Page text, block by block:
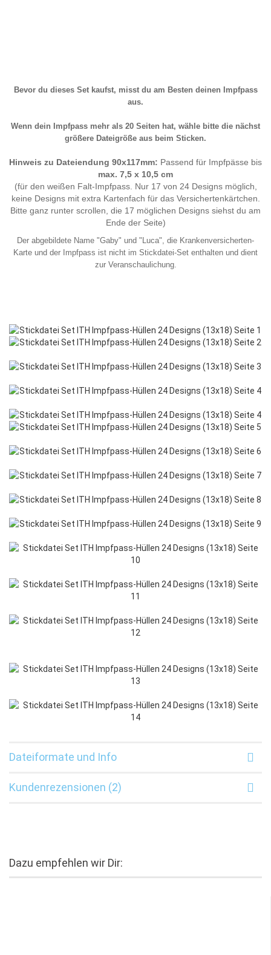
Bevor du dieses Set kaufst, misst du am Besten deinen Impfpass
aus.
Wenn dein Impfpass mehr als 20 Seiten hat, wähle bitte die nächst
größere Dateigröße aus beim Sticken.
Hinweis zu Dateiendung 90x117mm: Passend für Impfpässe bis
max. 7,5 x 10,5 cm
(für den weißen Falt-Impfpass. Nur 17 von 24 Designs möglich,
keine Designs mit extra Kartenfach für das Versichertenkärtchen.
Bitte ganz runter scrollen, die 17 möglichen Designs siehst du am
Ende der Seite)
Der abgebildete Name "Gaby" und "Luca", die Krankenversicherten-
Karte und der Impfpass ist nicht im Stickdatei-Set enthalten und dient
zur Veranschaulichung.
Dateiformate und Info
Kundenrezensionen (2)
Dazu empfehlen wir Dir: